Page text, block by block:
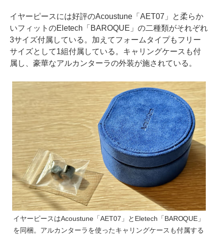
イヤーピースには好評のAcoustune「AET07」と柔らか
いフィットのEletech「BAROQUE」の二種類がそれぞれ
3サイズ付属している。加えてフォームタイプもフリー
サイズとして1組付属している。キャリングケースも付
属し、豪華なアルカンターラの外装が施されている。
イヤーピースはAcoustune「AET07」とEletech「BAROQUE」
を同梱。アルカンターラを使ったキャリングケースも付属する